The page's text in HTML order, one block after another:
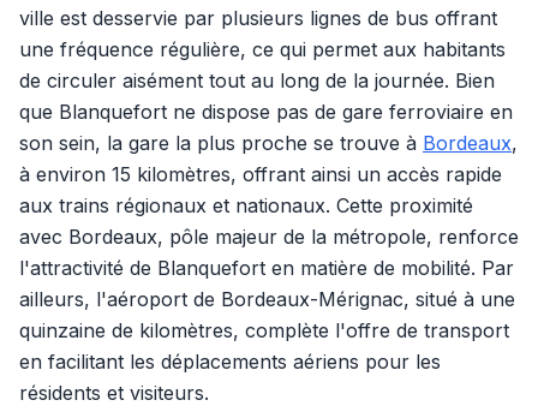
ville est desservie par plusieurs lignes de bus offrant
une fréquence régulière, ce qui permet aux habitants
de circuler aisément tout au long de la journée. Bien
que Blanquefort ne dispose pas de gare ferroviaire en
son sein, la gare la plus proche se trouve à Bordeaux,
à environ 15 kilomètres, offrant ainsi un accès rapide
aux trains régionaux et nationaux. Cette proximité
avec Bordeaux, pôle majeur de la métropole, renforce
l'attractivité de Blanquefort en matière de mobilité. Par
ailleurs, l'aéroport de Bordeaux-Mérignac, situé à une
quinzaine de kilomètres, complète l'offre de transport
en facilitant les déplacements aériens pour les
résidents et visiteurs.